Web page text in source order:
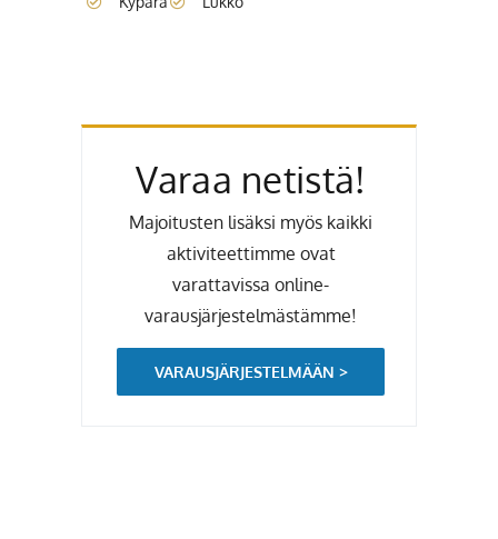
Varaa netistä!
Majoitusten lisäksi myös kaikki
aktiviteettimme ovat
varattavissa online-
varausjärjestelmästämme!
VARAUSJÄRJESTELMÄÄN >